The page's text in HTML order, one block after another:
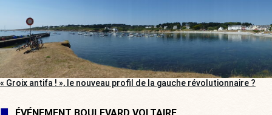
« Groix antifa ! », le nouveau profil de la gauche révolutionnaire ?
ÉVÉNEMENT BOULEVARD VOLTAIRE